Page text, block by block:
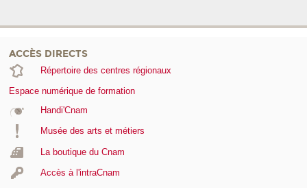
ACCÈS DIRECTS
Répertoire des centres régionaux
Espace numérique de formation
Handi'Cnam
Musée des arts et métiers
La boutique du Cnam
Accès à l'intraCnam